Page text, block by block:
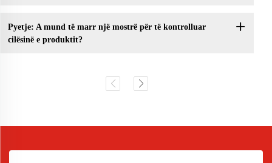
Pyetje: A mund të marr një mostrë për të kontrolluar
cilësinë e produktit?